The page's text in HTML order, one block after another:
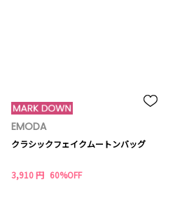
EMODA
クラシックフェイクムートンバッグ
3,910 円 60%OFF